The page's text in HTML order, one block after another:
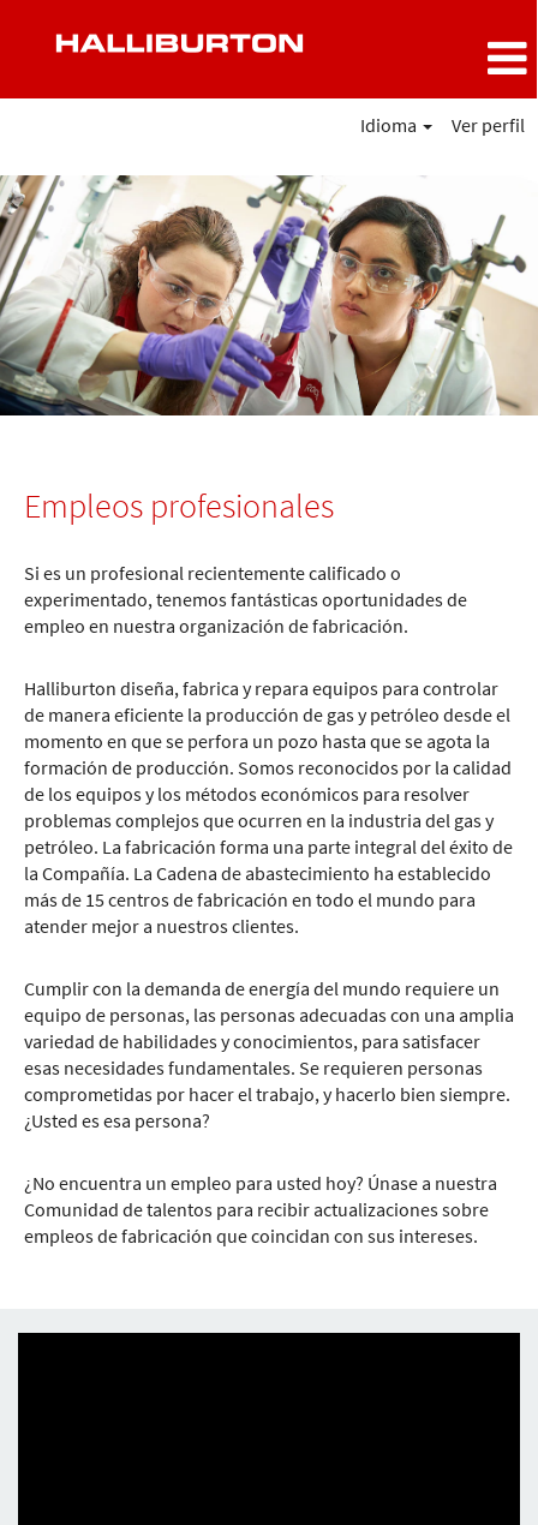
Idioma Ver perfil
profesionales
Empleos profesionales
Si es un profesional recientemente calificado o
experimentado, tenemos fantásticas oportunidades de
empleo en nuestra organización de fabricación.
Halliburton diseña, fabrica y repara equipos para controlar
de manera eficiente la producción de gas y petróleo desde el
momento en que se perfora un pozo hasta que se agota la
formación de producción. Somos reconocidos por la calidad
de los equipos y los métodos económicos para resolver
problemas complejos que ocurren en la industria del gas y
petróleo. La fabricación forma una parte integral del éxito de
la Compañía. La Cadena de abastecimiento ha establecido
más de 15 centros de fabricación en todo el mundo para
atender mejor a nuestros clientes.
Cumplir con la demanda de energía del mundo requiere un
equipo de personas, las personas adecuadas con una amplia
variedad de habilidades y conocimientos, para satisfacer
esas necesidades fundamentales. Se requieren personas
comprometidas por hacer el trabajo, y hacerlo bien siempre.
¿Usted es esa persona?
¿No encuentra un empleo para usted hoy? Únase a nuestra
Comunidad de talentos para recibir actualizaciones sobre
empleos de fabricación que coincidan con sus intereses.